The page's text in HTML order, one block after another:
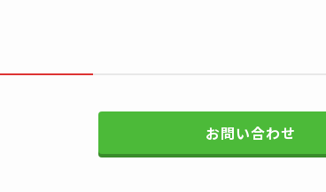
お問い合わせ